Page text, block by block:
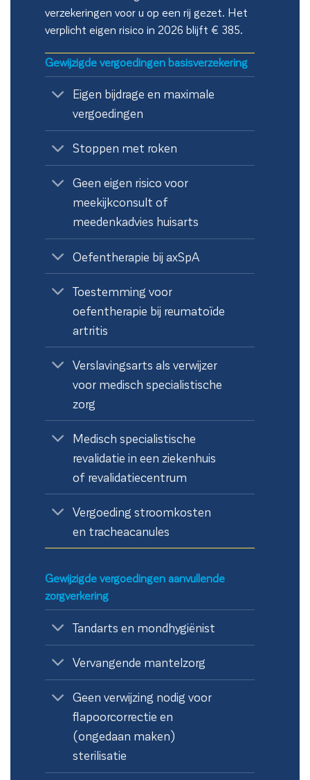
verzekeringen voor u op een rij gezet. Het
verplicht eigen risico in 2026 blijft € 385.
Gewijzigde vergoedingen basisverzekering
Eigen bijdrage en maximale
vergoedingen
Stoppen met roken
Geen eigen risico voor
meekijkconsult of
meedenkadvies huisarts
Oefentherapie bij axSpA
Toestemming voor
oefentherapie bij reumatoïde
artritis
Verslavingsarts als verwijzer
voor medisch specialistische
zorg
Medisch specialistische
revalidatie in een ziekenhuis
of revalidatiecentrum
Vergoeding stroomkosten
en tracheacanules
Gewijzigde vergoedingen aanvullende
zorgverkering
Tandarts en mondhygiënist
Vervangende mantelzorg
Geen verwijzing nodig voor
flapoorcorrectie en
(ongedaan maken)
sterilisatie